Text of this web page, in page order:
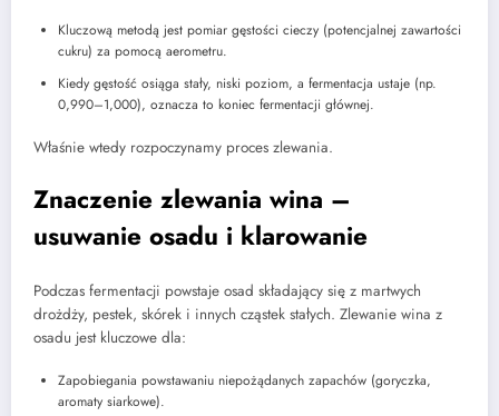
Kluczową metodą jest pomiar gęstości cieczy (potencjalnej zawartości
cukru) za pomocą aerometru.
Kiedy gęstość osiąga stały, niski poziom, a fermentacja ustaje (np.
0,990–1,000), oznacza to koniec fermentacji głównej.
Właśnie wtedy rozpoczynamy proces zlewania.
Znaczenie zlewania wina –
usuwanie osadu i klarowanie
Podczas fermentacji powstaje osad składający się z martwych
drożdży, pestek, skórek i innych cząstek stałych. Zlewanie wina z
osadu jest kluczowe dla:
Zapobiegania powstawaniu niepożądanych zapachów (goryczka,
aromaty siarkowe).